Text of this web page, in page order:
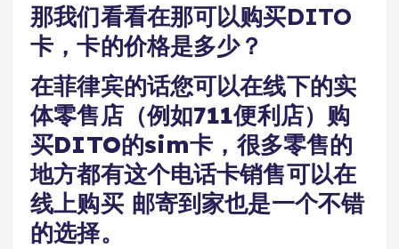
那我们看看在那可以购买DITO
卡，卡的价格是多少？
在菲律宾的话您可以在线下的实
体零售店（例如711便利店）购
买DITO的sim卡，很多零售的
地方都有这个电话卡销售可以在
线上购买 邮寄到家也是一个不错
的选择。